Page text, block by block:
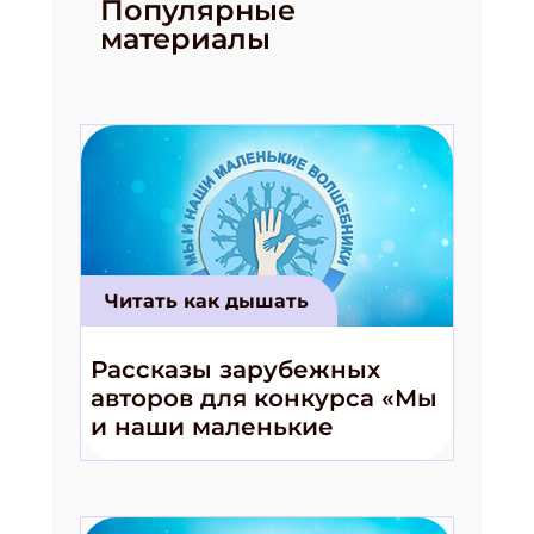
Популярные
материалы
Читать как дышать
Рассказы зарубежных
авторов для конкурса «Мы
и наши маленькие
волшебники!»